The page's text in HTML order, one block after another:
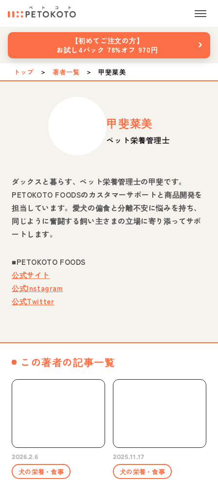
【初めてご注文の方】
お試し4パック 78%オフ 970円
›
トップ ＞ 著者一覧 ＞ 甲斐菜美
甲斐菜美
ペット栄養管理士
ダックスと暮らす、ペット栄養管理士の甲斐です。
PETOKOTO FOODSのカスタマーサポートと商品開発を
担当しています。愛犬の偏食と分離不安に悩みを持ち、
同じように奮闘する飼い主さまの立場に寄り添ってサポ
ートします。
■PETOKOTO FOODS
公式サイト
公式Instagram
公式Twitter
@merumeru0625
WEBページへ
この著者の記事一覧
2026.2.6
犬の栄養・食事
2025.11.17
犬の栄養・食事